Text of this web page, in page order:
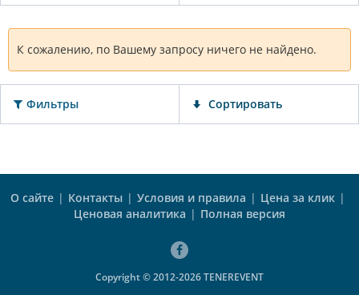
К сожалению, по Вашему запросу ничего не найдено.
Фильтры Сортировать
О сайте | Контакты | Условия и правила | Цена за клик |
Ценовая аналитика | Полная версия
Copyright © 2012-2026 TENEREVENT